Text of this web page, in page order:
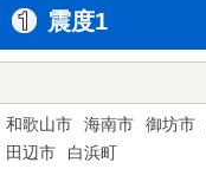
震度1
和歌山市 海南市 御坊市
田辺市
白浜町